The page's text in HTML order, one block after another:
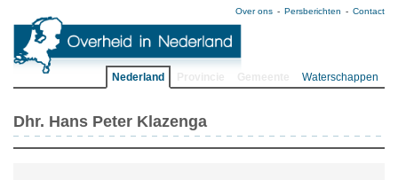
Over ons Persberichten Contact
Nederland Waterschappen
Dhr. Hans Peter Klazenga